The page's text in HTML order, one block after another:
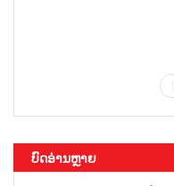
ບົດອ່ານຫຼາຍ